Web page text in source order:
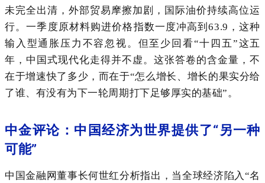
未完全出清，外部贸易摩擦加剧，国际油价持续高位运
行。一季度原材料购进价格指数一度冲高到63.9，这种
输入型通胀压力不容忽视。但至少回看“十四五”这五
年，中国式现代化走得并不虚。这张答卷的含金量，不
在于增速快了多少，而在于“怎么增长、增长的果实分给
了谁、有没有为下一轮周期打下足够厚实的基础”。
中金评论：中国经济为世界提供了“另一种
可能”
中国金融网董事长何世红分析指出，当全球经济陷入“名